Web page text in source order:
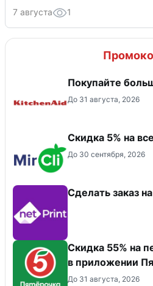
7 августа 1
Покупайте
До 31 августа, 2026
Скидка 5% на
До 30 сентября, 2026
Сделать заказ
Скидка 55% на
в приложении
До 31 августа, 2026